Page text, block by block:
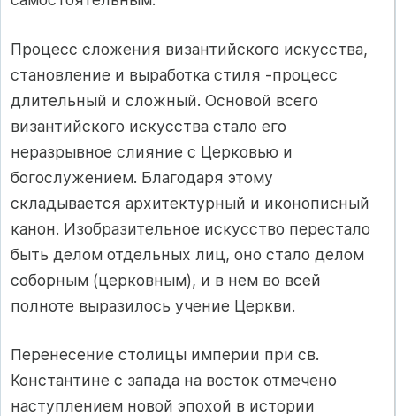
Процесс сложения византийского искусства,
становление и выработка стиля -процесс
длительный и сложный. Основой всего
византийского искусства стало его
неразрывное слияние с Церковью и
богослужением. Благодаря этому
складывается архитектурный и иконописный
канон. Изобразительное искусство перестало
быть делом отдельных лиц, оно стало делом
соборным (церковным), и в нем во всей
полноте выразилось учение Церкви.
Перенесение столицы империи при св.
Константине с запада на восток отмечено
наступлением новой эпохой в истории